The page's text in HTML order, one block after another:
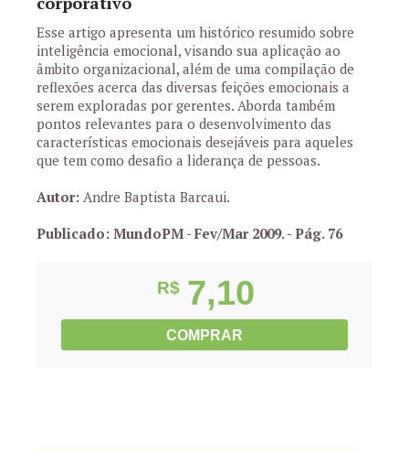
Esse artigo apresenta um histórico resumido sobre
inteligência emocional, visando sua aplicação ao
âmbito organizacional, além de uma compilação de
reflexões acerca das diversas feições emocionais a
serem exploradas por gerentes. Aborda também
pontos relevantes para o desenvolvimento das
características emocionais desejáveis para aqueles
que tem como desafio a liderança de pessoas.
Autor: Andre Baptista Barcaui.
Publicado: MundoPM - Fev/Mar 2009.- Pág. 76
R$ 7,10
COMPRAR